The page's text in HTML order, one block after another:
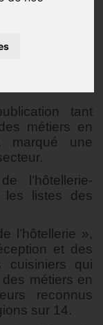
tant
métiers en
marqué une
l’hôtellerie-
les listes des
l’hôtellerie »,
et des
cuisiniers qui
métiers en
reconnus
sur 14.